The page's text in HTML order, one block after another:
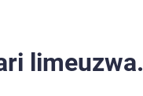
limeuzwa.